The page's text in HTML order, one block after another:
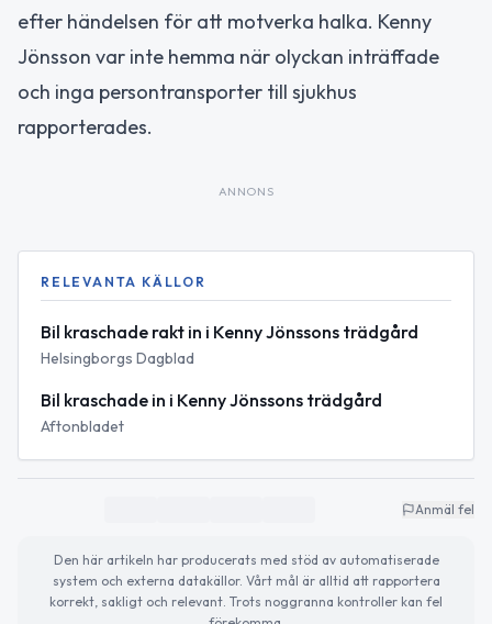
efter händelsen för att motverka halka. Kenny
Jönsson var inte hemma när olyckan inträffade
och inga persontransporter till sjukhus
rapporterades.
ANNONS
RELEVANTA KÄLLOR
Bil kraschade rakt in i Kenny Jönssons trädgård
Helsingborgs Dagblad
Bil kraschade in i Kenny Jönssons trädgård
Aftonbladet
Anmäl fel
Den här artikeln har producerats med stöd av automatiserade
system och externa datakällor. Vårt mål är alltid att rapportera
korrekt, sakligt och relevant. Trots noggranna kontroller kan fel